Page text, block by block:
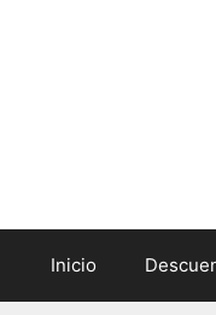
Inicio